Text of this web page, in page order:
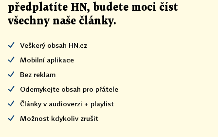
předplatíte HN, budete moci číst
všechny naše články.
Veškerý obsah HN.cz
Mobilní aplikace
Bez reklam
Odemykejte obsah pro přátele
Články v audioverzi + playlist
Možnost kdykoliv zrušit